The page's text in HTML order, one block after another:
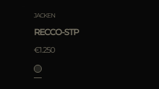
JACKEN
RECCO-STP
€1.250